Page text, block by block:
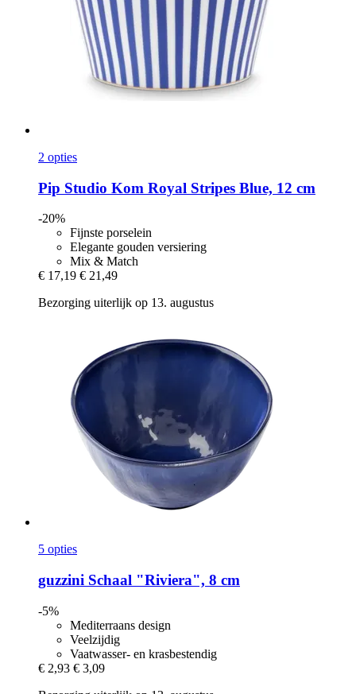
2 opties
Pip Studio Kom Royal Stripes Blue, 12 cm
-20%
Fijnste porselein
Elegante gouden versiering
Mix & Match
€ 17,19 € 21,49
Bezorging uiterlijk op 13. augustus
5 opties
guzzini Schaal "Riviera", 8 cm
-5%
Mediterraans design
Veelzijdig
Vaatwasser- en krasbestendig
€ 2,93 € 3,09